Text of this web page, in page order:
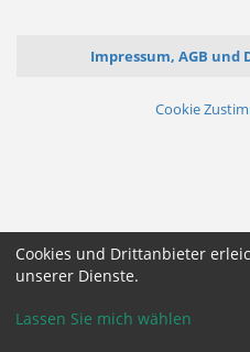
Impressum, AGB und
Cookie
Cookies und Drittanbieter
unserer Dienste.
Lassen Sie mich wählen